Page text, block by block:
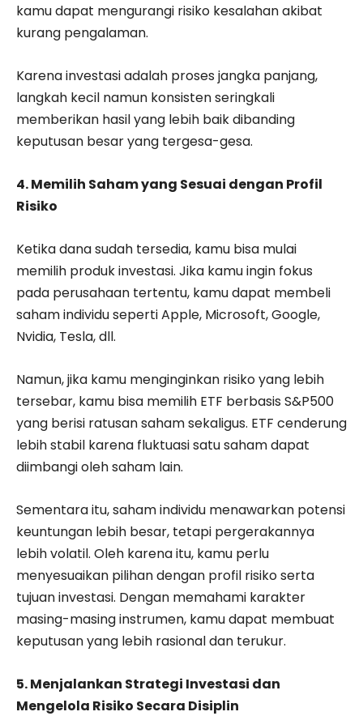
kamu dapat mengurangi risiko kesalahan akibat
kurang pengalaman.
Karena investasi adalah proses jangka panjang,
langkah kecil namun konsisten seringkali
memberikan hasil yang lebih baik dibanding
keputusan besar yang tergesa-gesa.
4. Memilih Saham yang Sesuai dengan Profil
Risiko
Ketika dana sudah tersedia, kamu bisa mulai
memilih produk investasi. Jika kamu ingin fokus
pada perusahaan tertentu, kamu dapat membeli
saham individu seperti Apple, Microsoft, Google,
Nvidia, Tesla, dll.
Namun, jika kamu menginginkan risiko yang lebih
tersebar, kamu bisa memilih ETF berbasis S&P500
yang berisi ratusan saham sekaligus. ETF cenderung
lebih stabil karena fluktuasi satu saham dapat
diimbangi oleh saham lain.
Sementara itu, saham individu menawarkan potensi
keuntungan lebih besar, tetapi pergerakannya
lebih volatil. Oleh karena itu, kamu perlu
menyesuaikan pilihan dengan profil risiko serta
tujuan investasi. Dengan memahami karakter
masing-masing instrumen, kamu dapat membuat
keputusan yang lebih rasional dan terukur.
5. Menjalankan Strategi Investasi dan
Mengelola Risiko Secara Disiplin